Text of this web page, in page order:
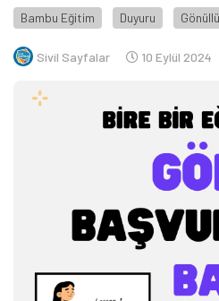
Bambu Eğitim Duyuru Gönüllü
Sivil Sayfalar 10 Eylül 2024